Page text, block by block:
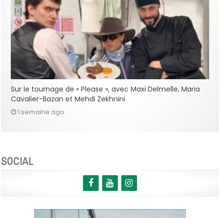
Sur le tournage de « Please », avec Maxi Delmelle, Maria
Cavalier-Bazan et Mehdi Zekhnini
1 semaine ago
SOCIAL